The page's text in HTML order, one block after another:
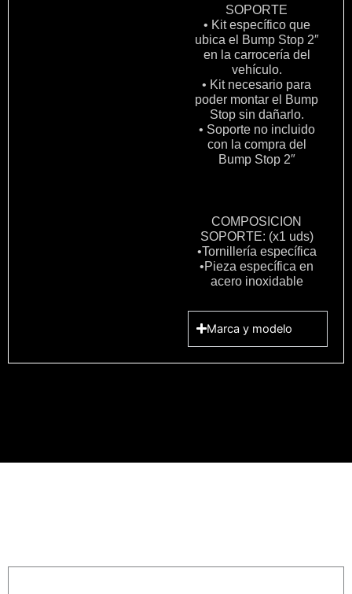
SOPORTE
• Kit específico que
ubica el Bump Stop 2″
en la carrocería del
vehículo.
• Kit necesario para
poder montar el Bump
Stop sin dañarlo.
• Soporte no incluido
con la compra del
Bump Stop 2″
COMPOSICION
SOPORTE: (x1 uds)
•Tornillería específica
•Pieza específica en
acero inoxidable
Marca y modelo